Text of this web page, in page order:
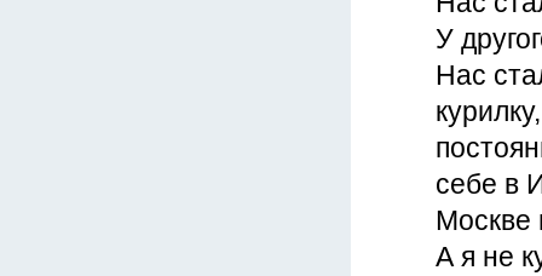
У
Нас
себе в
Москве
А я не